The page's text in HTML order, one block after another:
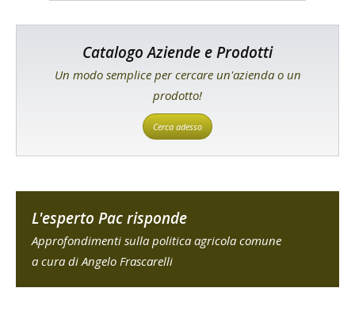
Catalogo Aziende e Prodotti
Un modo semplice per cercare un'azienda o un
prodotto!
Cerca adesso
L'esperto Pac risponde
Approfondimenti sulla politica agricola comune
a cura di Angelo Frascarelli